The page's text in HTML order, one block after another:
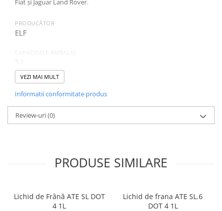
Fiat și Jaguar Land Rover.
PRODUCĂTOR
ELF
CAPACITATE AMBALAJ
SAE (VASCOZITATE)
5W-30
CATEGORIA
Autoturisme
JAGUAR LAND ROVER STJLR.03.5003, RENAULT
VEZI MAI MULT
Informatii conformitate produs
Review-uri(0)
PRODUSE SIMILARE
Lichid de Frână ATE SL DOT
4 1L
Lichid de frana ATE SL.6
DOT 4 1L